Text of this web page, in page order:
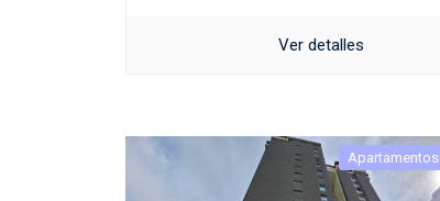
Ver detalles
Apartamentos